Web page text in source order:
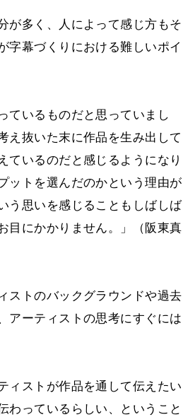
が多く、人によって感じ方もそ
字幕づくりにおける難しいポイ
ているものだと思っていまし
え抜いた末に作品を生み出して
ているのだと感じるようになり
ットを選んだのかという理由が
う思いを感じることもしばしば
目にかかりません。」（阪東真
ストのバックグラウンドや過去
アーティストの思考にすぐには
ィストが作品を通して伝えたい
わっているらしい、ということ